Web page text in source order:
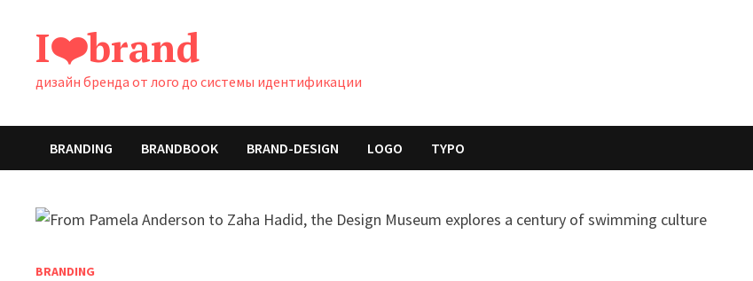
содержимому
I❤️brand
дизайн бренда от лого до системы идентификации
BRANDING BRANDBOOK BRAND-DESIGN LOGO TYPO
BRANDING